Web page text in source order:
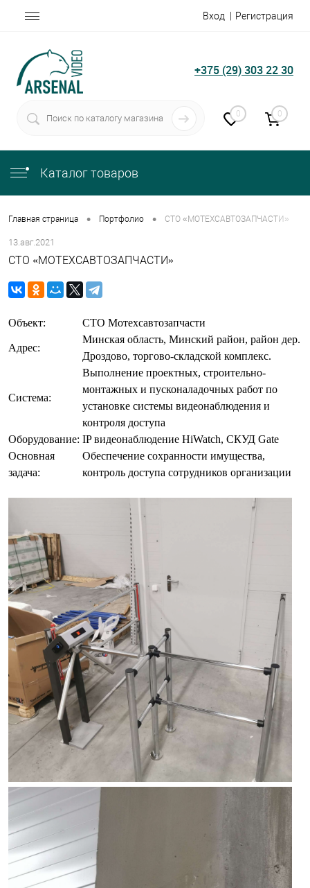
Вход Регистрация
+375 (29) 303 22 30
0 0
Каталог товаров
Главная страница • Портфолио • СТО «МОТЕХСАВТОЗАПЧАСТИ»
13.авг.2021
СТО «МОТЕХСАВТОЗАПЧАСТИ»
Объект: СТО Мотехсавтозапчасти
Адрес:
Минская область, Минский район, район дер.
Дроздово, торгово-складской комплекс.
Система:
Выполнение проектных, строительно-
монтажных и пусконаладочных работ по
установке системы видеонаблюдения и
контроля доступа
Оборудование: IP видеонаблюдение HiWatch, СКУД Gate
Основная
задача:
Обеспечение сохранности имущества,
контроль доступа сотрудников организации